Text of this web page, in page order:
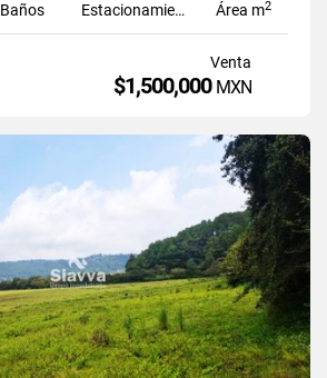
Baños Estacionamiento Área m2
Venta
$1,500,000 MXN